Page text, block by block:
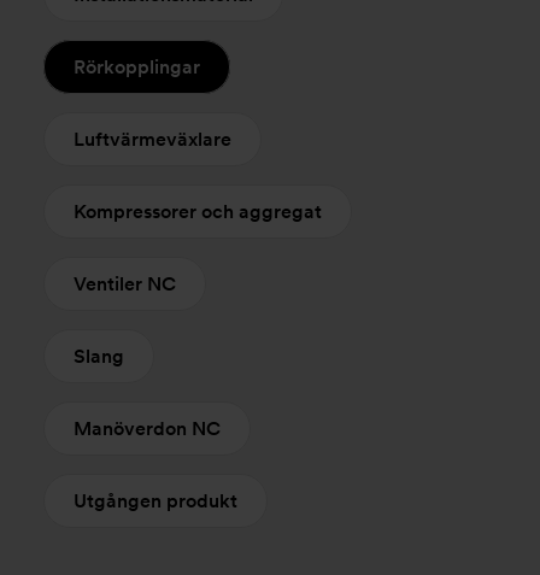
Rörkopplingar
Luftvärmeväxlare
Kompressorer och aggregat
Ventiler NC
Slang
Manöverdon NC
Utgången produkt